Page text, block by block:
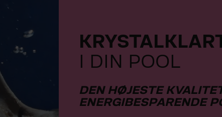
I DIN POOL
DEN HØJESTE
ENERGIBESPARENDE